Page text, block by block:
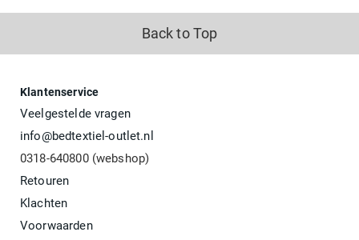
Back to Top
Klantenservice
Veelgestelde vragen
info@bedtextiel-outlet.nl
0318-640800 (webshop)
Retouren
Klachten
Voorwaarden